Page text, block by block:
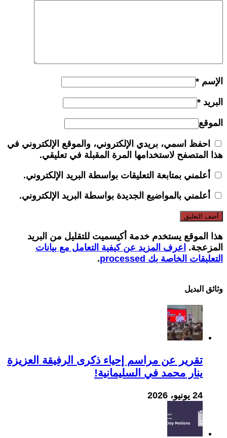
الإسم *
البريد *
الموقع
احفظ اسمي، بريدي الإلكتروني، والموقع الإلكتروني في
هذا المتصفح لاستخدامها المرة المقبلة في تعليقي.
أعلمني بمتابعة التعليقات بواسطة البريد الإلكتروني.
أعلمني بالمواضيع الجديدة بواسطة البريد الإلكتروني.
هذا الموقع يستخدم خدمة أكيسميت للتقليل من البريد
المزعجة. اعرف المزيد عن كيفية التعامل مع بيانات
التعليقات الخاصة بك processed
.
وثائق البدیل
تقرير عن مراسم إحياء ذكرى الرفيقة العزيزة
ينار محمد في السليمانية!
24 يونيو، 2026